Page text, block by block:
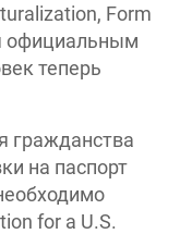
Form
официальным
теперь
гражданства
на паспорт
for a U.S.